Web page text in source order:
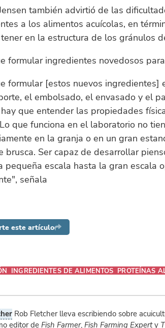
también advirtió de las
a los alimentos acuícolas, en
en la estructura de los gránulos
formular ingredientes novedosos
formular [estos nuevos ingredientes]
el embolsado, el envasado y el
que entender las propiedades
que funciona en el laboratorio no
en la granja o en un gran
brusca. Ser capaz de desarrollar
pequeña escala hasta la gran escala
señala
este artículo
INGREDIENTES DE ALIMENTOS PROTEÍNAS
Rob Fletcher lleva escribiendo sobre
editor deFish Farmer, Fish Farming Experty